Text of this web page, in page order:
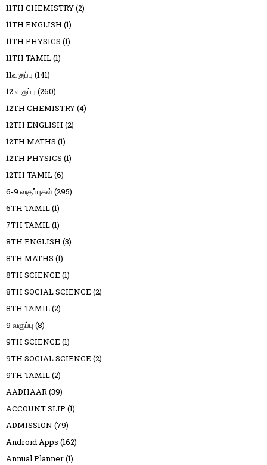
11TH CHEMISTRY(2)
11TH ENGLISH (1)
11TH PHYSICS (1)
11TH TAMIL(1)
11வகுப்பு (141)
12 வகுப்பு (260)
12TH CHEMISTRY(4)
12TH ENGLISH (2)
12TH MATHS (1)
12TH PHYSICS (1)
12TH TAMIL(6)
6-9 வகுப்புகள்(295)
6TH TAMIL(1)
7TH TAMIL(1)
8TH ENGLISH (3)
8TH MATHS (1)
8TH SCIENCE (1)
8TH SOCIAL SCIENCE (2)
8TH TAMIL(2)
9 வகுப்பு (8)
9TH SCIENCE (1)
9TH SOCIAL SCIENCE (2)
9TH TAMIL(2)
AADHAAR(39)
ACCOUNT SLIP (1)
ADMISSION (79)
Android Apps (162)
Annual Planner(1)